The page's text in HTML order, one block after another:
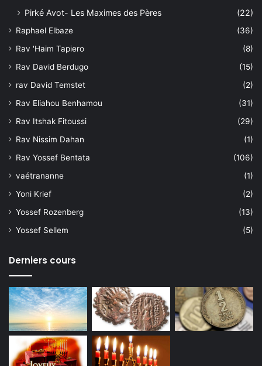
Pirké Avot- Les Maximes des Pères
(22)
Raphael Elbaze
(36)
Rav 'Haim Tapiero
(8)
Rav David Berdugo
(15)
rav David Temstet
(2)
Rav Eliahou Benhamou
(31)
Rav Itshak Fitoussi
(29)
Rav Nissim Dahan
(1)
Rav Yossef Bentata
(106)
vaétrananne
(1)
Yoni Krief
(2)
Yossef Rozenberg
(13)
Yossef Sellem
(5)
Derniers cours